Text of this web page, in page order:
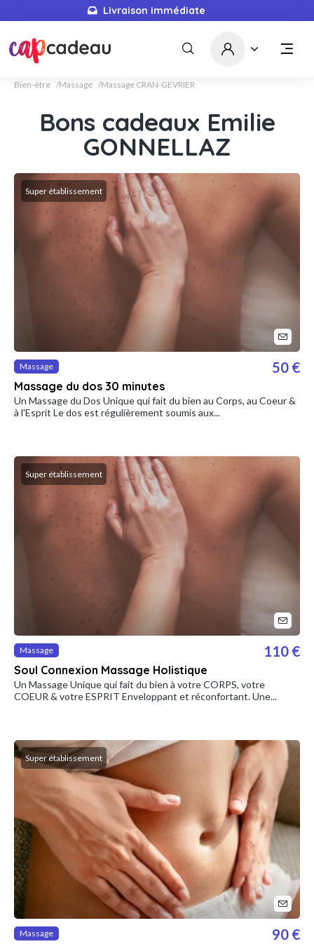
Livraison immédiate
5671idées cadeaux
Bien-être Massage Massage CRAN-GEVRIER
Bons cadeaux Emilie
GONNELLAZ
Super établissement
Massage
Massage du dos 30 minutes
50 €
Un Massage du Dos Unique qui fait du bien au Corps, au Coeur &
à l'Esprit Le dos est régulièrement soumis aux...
Super établissement
Massage
Soul Connexion Massage Holistique
110 €
Un Massage Unique qui fait du bien à votre CORPS, votre
COEUR & votre ESPRIT Enveloppant et réconfortant. Une...
Super établissement
Massage 90 €